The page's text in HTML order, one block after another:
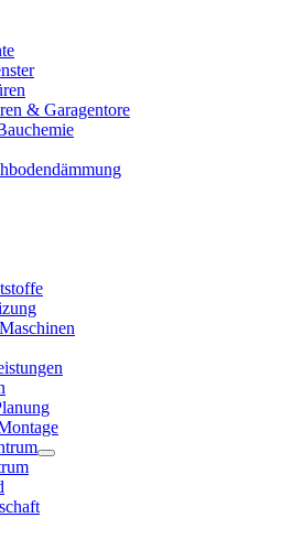
& Garagentore